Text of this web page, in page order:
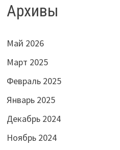
Архивы
Май 2026
Март 2025
Февраль 2025
Январь 2025
Декабрь 2024
Ноябрь 2024